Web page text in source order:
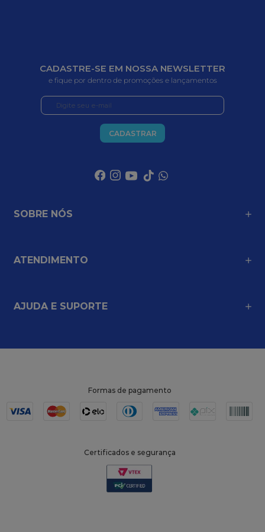
CADASTRE-SE EM NOSSA NEWSLETTER
e fique por dentro de promoções e lançamentos
CADASTRAR
SOBRE NÓS
ATENDIMENTO
AJUDA E SUPORTE
Formas de pagamento
Certificados e segurança